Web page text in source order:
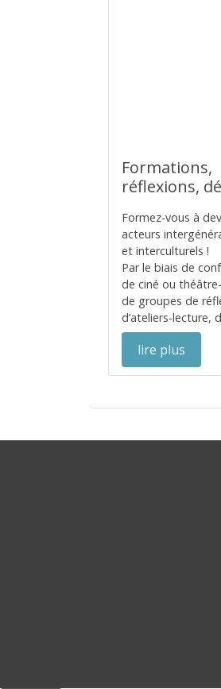
Formations,
réflexions,
Formez-vous à
acteurs
et interculturels !
Par le biais de
de ciné ou
de groupes de
d’ateliers-lecture,
lire plus